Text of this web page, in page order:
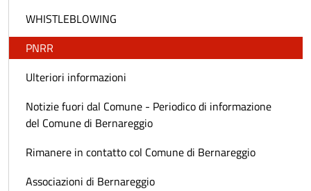
WHISTLEBLOWING
PNRR
Ulteriori informazioni
Notizie fuori dal Comune - Periodico di informazione
del Comune di Bernareggio
Rimanere in contatto col Comune di Bernareggio
Associazioni di Bernareggio